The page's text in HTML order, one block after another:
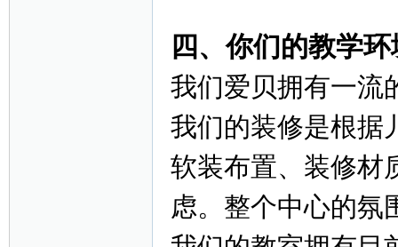
四、你们的教学
我们爱贝拥有一流
我们的装修是根据
软装布置、装修材
虑。整个中心的氛